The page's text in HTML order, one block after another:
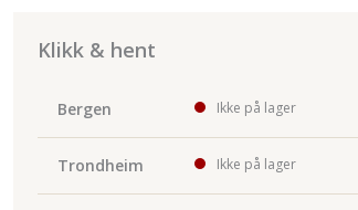
utstyrKlikk & hent
Bergen Ikke på lager
Trondheim Ikke på lager